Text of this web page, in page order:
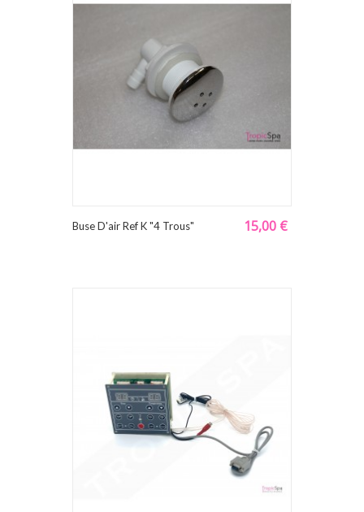
Buse D'air Ref K "4 Trous" 15,00 €